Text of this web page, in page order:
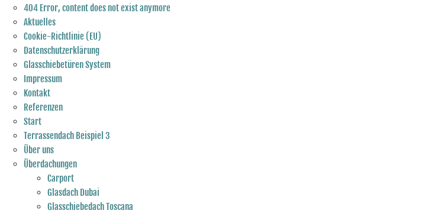
404 Error, content does not exist anymore
Aktuelles
Cookie-Richtlinie (EU)
Datenschutzerklärung
Glasschiebetüren System
Impressum
Kontakt
Referenzen
Start
Terrassendach Beispiel 3
Über uns
Überdachungen
Carport
Glasdach Dubai
Glasschiebedach Toscana